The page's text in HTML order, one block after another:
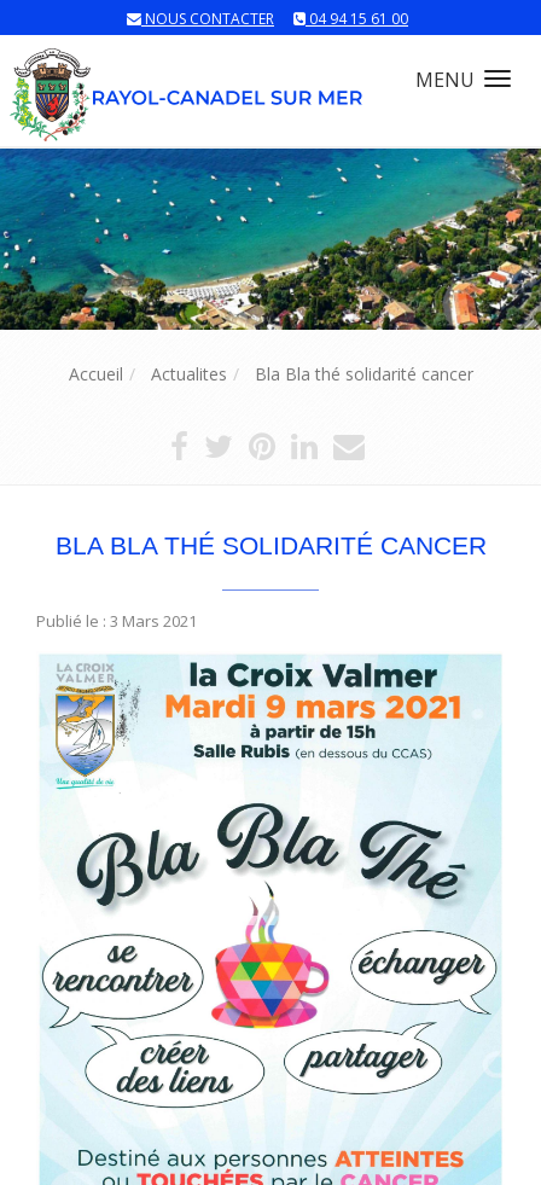
NOUS CONTACTER 04 94 15 61 00
MENU
Accueil Actualites Bla Bla thé solidarité cancer
BLA BLA THÉ SOLIDARITÉ CANCER
Publié le : 3 Mars 2021